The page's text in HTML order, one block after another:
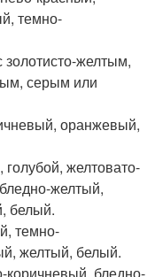
темно-
золотисто-желтым,
серым или
оранжевый,
желтовато-
желтый,
белый.
темно-
желтый, белый.